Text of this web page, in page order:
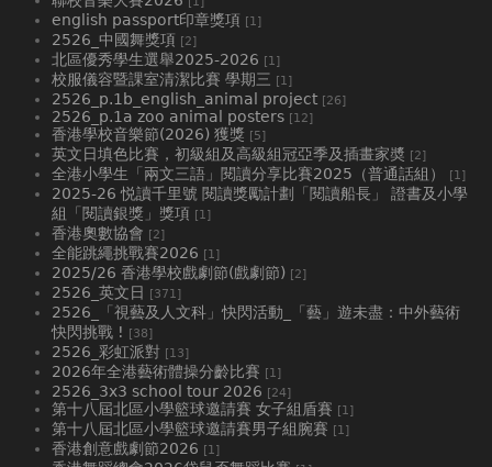
english passport印章獎項 [1]
2526_中國舞獎項 [2]
北區優秀學生選舉2025-2026 [1]
校服儀容暨課室清潔比賽 學期三 [1]
2526_p.1b_english_animal project [26]
2526_p.1a zoo animal posters [12]
香港學校音樂節(2026) 獲獎 [5]
英文日填色比賽，初級組及高級組冠亞季及插畫家奬 [2]
全港小學生「兩文三語」閱讀分享比賽2025（普通話組） [1]
2025-26 悦讀千里號 閱讀獎勵計劃「閱讀船長」 證書及小學
組「閱讀銀獎」獎項 [1]
香港奧數協會 [2]
全能跳繩挑戰賽2026 [1]
2025/26 香港學校戲劇節(戲劇節) [2]
2526_英文日 [371]
2526_「視藝及人文科」快閃活動_「藝」遊未盡：中外藝術
快閃挑戰 ! [38]
2526_彩虹派對 [13]
2026年全港藝術體操分齡比賽 [1]
2526_3x3 school tour 2026 [24]
第十八屆北區小學籃球邀請賽 女子組盾賽 [1]
第十八屆北區小學籃球邀請賽男子組腕賽 [1]
香港創意戲劇節2026 [1]